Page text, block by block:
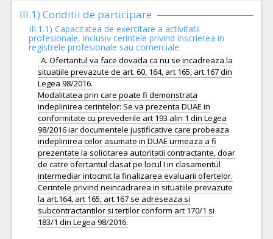
III.1) Conditii de participare
III.1.1) Capacitatea de exercitare a activitatii
profesionale, inclusiv cerintele privind inscrierea in
registrele profesionale sau comerciale:
A. Ofertantul va face dovada ca nu se incadreaza la
situatiile prevazute de art. 60, 164, art 165, art.167 din
Legea 98/2016.
Modalitatea prin care poate fi demonstrata
indeplinirea cerintelor: Se va prezenta DUAE in
conformitate cu prevederile art 193 alin 1 din Legea
98/2016 iar documentele justificative care probeaza
indeplinirea celor asumate in DUAE urmeaza a fi
prezentate la solicitarea autoritatii contractante, doar
de catre ofertantul clasat pe locul I in clasamentul
intermediar intocmit la finalizarea evaluarii ofertelor.
Cerintele privind neincadrarea in situatiile prevazute
la art.164, art 165, art.167 se adreseaza si
subcontractantilor si tertilor conform art 170/1 si
183/1 din Legea 98/2016.